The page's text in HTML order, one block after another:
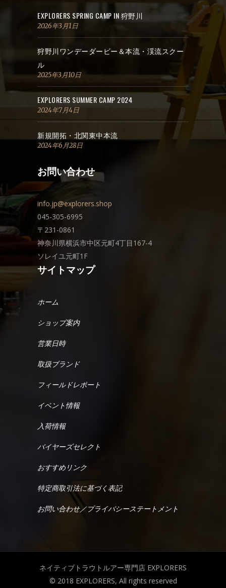
EXPLORERS SPRING CAMP IN 狩野川
2026年3月1日
狩野川ワンデーダービー＆本流・渓流スクー
ル
2025年3月10日
EXPLORERS SUMMER CAMP 2024
2024年7月4日
新規開拓・北関東中本流
2024年6月28日
お問い合わせ
info.jp@explorers.shop
045-305-6995
〒231-0861
神奈川県横浜市中区元町4丁目167-4
ソレイユ元町1F
サイトマップ
ホーム
ショップ案内
営業日時
取扱ブランド
フィールドレポート
イベント情報
入荷情報
バイヤーズセレクト
おすすめリンク
特定商取引法に基づく表記
お問い合わせ／プライバシーステートメント
ネイティブトラウトルアー専門店 EXPLORERS
© 2018 EXPLORERS, All rights reserved